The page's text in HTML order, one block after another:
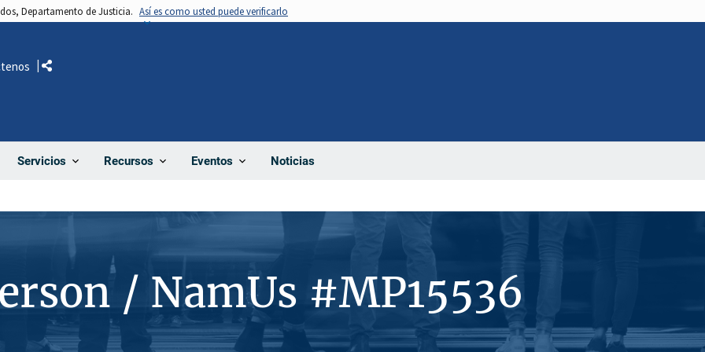
Departamento de Justicia. Así es como usted puede verificarlo
Servicios Recursos Eventos Noticias
Comparte
/ NamUs #MP15536